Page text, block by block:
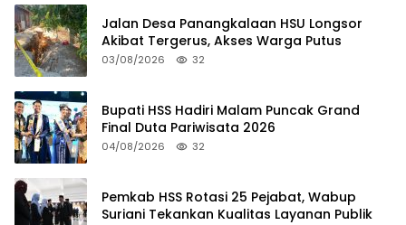
Jalan Desa Panangkalaan HSU Longsor
Akibat Tergerus, Akses Warga Putus
03/08/2026 32
Bupati HSS Hadiri Malam Puncak Grand
Final Duta Pariwisata 2026
04/08/2026 32
Pemkab HSS Rotasi 25 Pejabat, Wabup
Suriani Tekankan Kualitas Layanan Publik